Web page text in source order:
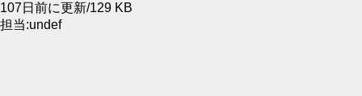
107日前に更新/129 KB
担当:undef